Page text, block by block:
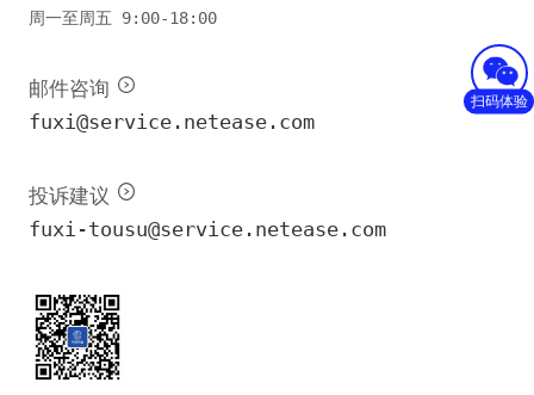
周一至周五 9:00-18:00
邮件咨询
fuxi@service.netease.com
投诉建议
fuxi-tousu@service.netease.com
扫码体验